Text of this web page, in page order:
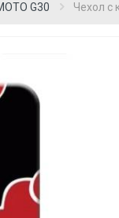
G30 Чехол с